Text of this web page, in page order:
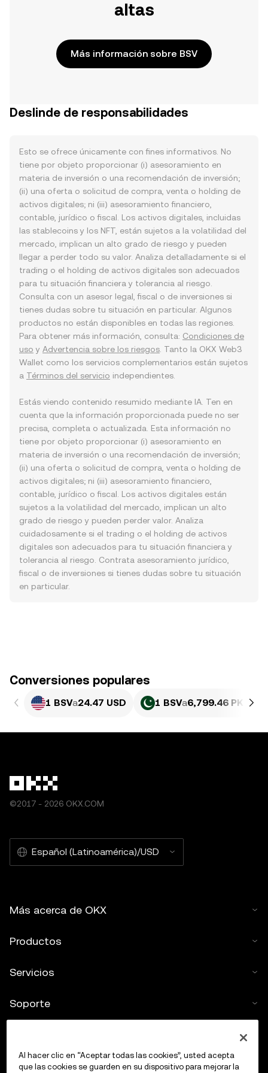
altas
Más información sobre BSV
Deslinde de responsabilidades
Esto se ofrece únicamente con fines informativos. No
tiene por objeto proporcionar (i) asesoramiento en
materia de inversión o una recomendación de inversión;
(ii) una oferta o solicitud de compra, venta o holding de
activos digitales; ni (iii) asesoramiento financiero,
contable, jurídico o fiscal. Los activos digitales, incluidas
las stablecoins y los NFT, están sujetos a la volatilidad del
mercado, implican un alto grado de riesgo y pueden
llegar a perder todo su valor. Analiza detalladamente si el
trading o el holding de activos digitales son adecuados
para tu situación financiera y tolerancia al riesgo.
Consulta con un asesor legal, fiscal o de inversiones si
tienes dudas sobre tu situación en particular. Algunos
productos no están disponibles en todas las regiones.
Para obtener más información, consulta: Condiciones de
uso y Advertencia sobre los riesgos . Tanto la OKX Web3
Wallet como los servicios complementarios están sujetos
a Términos del servicio independientes.
Estás viendo contenido resumido mediante IA. Ten en
cuenta que la información proporcionada puede no ser
precisa, completa o actualizada. Esta información no
tiene por objeto proporcionar (i) asesoramiento en
materia de inversión o una recomendación de inversión;
(ii) una oferta o solicitud de compra, venta o holding de
activos digitales; ni (iii) asesoramiento financiero,
contable, jurídico o fiscal. Los activos digitales están
sujetos a la volatilidad del mercado, implican un alto
grado de riesgo y pueden perder valor. Analiza
cuidadosamente si el trading o el holding de activos
digitales son adecuados para tu situación financiera y
tolerancia al riesgo. Contrata asesoramiento jurídico,
fiscal o de inversiones si tienes dudas sobre tu situación
en particular.
Conversiones populares
1 BSVa24.47 USD 1 BSVa6,799.46 PKR
©2017 - 2026 OKX.COM
Español (Latinoamérica)/USD
Más acerca de OKX
Productos
Servicios
Soporte
Calculadora de criptomonedas
Al hacer clic en “Aceptar todas las cookies”, usted acepta
que las cookies se guarden en su dispositivo para mejorar la